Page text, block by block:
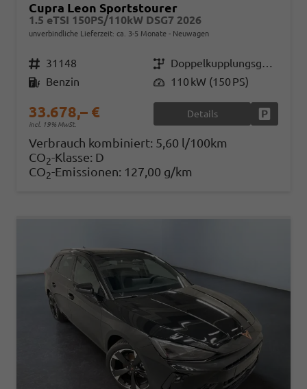
Cupra Leon Sportstourer
1.5 eTSI 150PS/110kW DSG7 2026
unverbindliche Lieferzeit: ca. 3-5 Monate Neuwagen
Fahrzeugnr. 31148 Getriebe
Doppelkupplungsgetriebe (DSG)
Kraftstoff Benzin Leistung 110 kW (150 PS)
33.678,– €
incl. 19% MwSt.
Details
Verbrauch kombiniert: 5,60 l/100km
CO2-Klasse: D
CO2-Emissionen: 127,00 g/km